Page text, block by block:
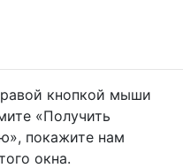
кнопкой мыши
«Получить
покажите нам
окна.